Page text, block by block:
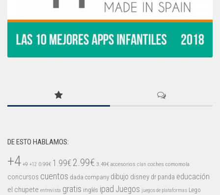
DE ESTO HABLAMOS:
+4 +9 +12 0.99€ 1.99€ 2.99€ 3.49€ accesorios clan coches comomola
concursos cuentos dada company dibujo disney dr panda educación
el chupete entrevista gratis inglés ipad Juegos juegos de plataformas Lego